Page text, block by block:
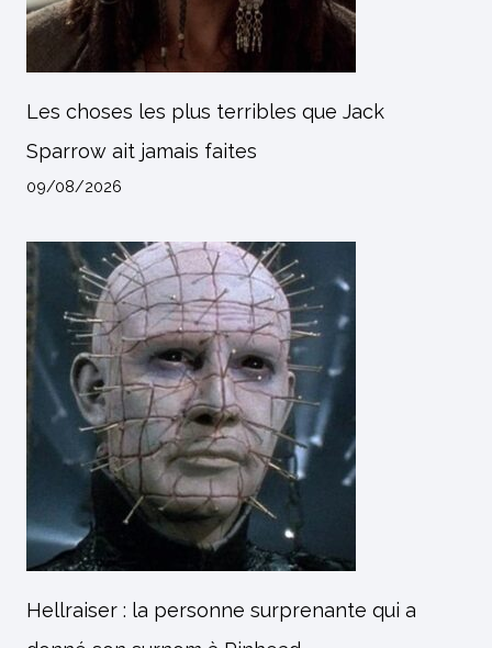
Les choses les plus terribles que Jack
Sparrow ait jamais faites
09/08/2026
Hellraiser : la personne surprenante qui a